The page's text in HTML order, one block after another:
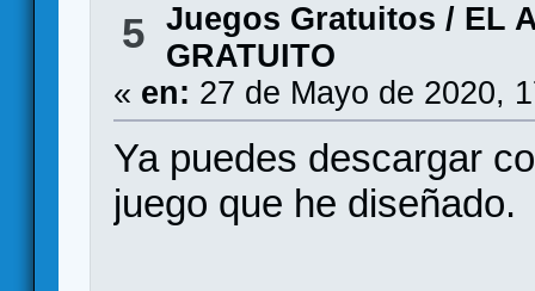
5 Juegos Gratuitos / EL
GRATUITO
« en: 27 de Mayo de 2020,
Ya puedes descargar
juego que he diseñado.